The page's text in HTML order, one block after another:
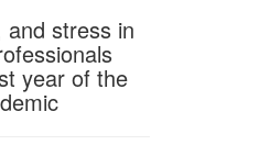
and stress in
year of the